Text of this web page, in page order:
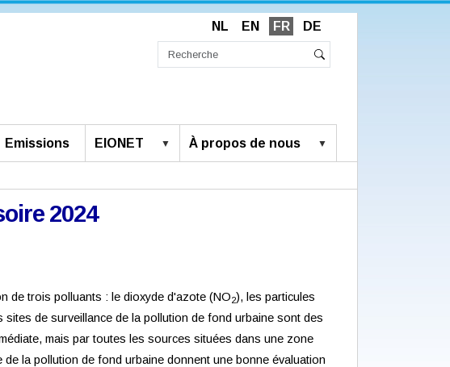
NL EN FR DE
Emissions EIONET À propos de nous
2024
de trois polluants : le dioxyde d'azote (NO2), les particules
de surveillance de la pollution de fond urbaine sont des
mais par toutes les sources situées dans une zone
la pollution de fond urbaine donnent une bonne évaluation